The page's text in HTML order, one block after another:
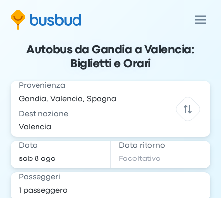
Autobus da Gandia a Valencia:
Biglietti e Orari
Provenienza
Destinazione
Data Data ritorno
Passeggeri